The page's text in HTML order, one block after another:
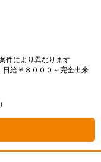
件により異なります
給￥８０００～完全出来